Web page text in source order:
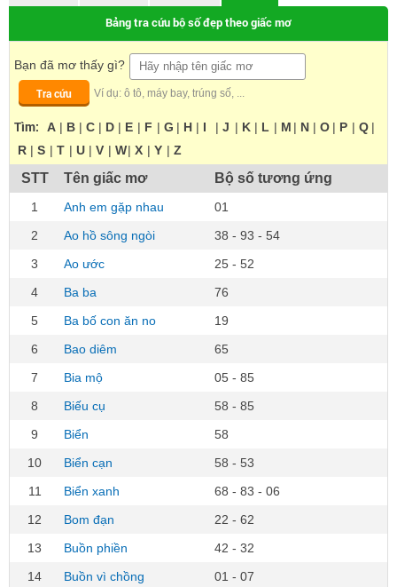
Bảng tra cứu bộ số đẹp theo giấc mơ
Bạn đã mơ thấy gì?
Tra cứu
Ví dụ: ô tô, máy bay, trúng số, ...
Tìm: A | B | C | D | E | F | G | H | I | J | K | L | M | N | O | P | Q |
R | S | T | U | V | W| X | Y | Z
STT Tên giấc mơ Bộ số tương ứng
1 Anh em gặp nhau
01
2
Ao hồ sông ngòi
38 - 93 - 54
3
Ao ước
25 - 52
4
Ba ba
76
5
Ba bố con ăn no
19
6
Bao diêm
65
7
Bia mộ
05 - 85
8
Biếu cụ
58 - 85
9
Biển
58
10
Biển cạn
58 - 53
11
Biển xanh
68 - 83 - 06
12
Bom đạn
22 - 62
13
Buồn phiền
42 - 32
14
Buồn vì chồng
01 - 07